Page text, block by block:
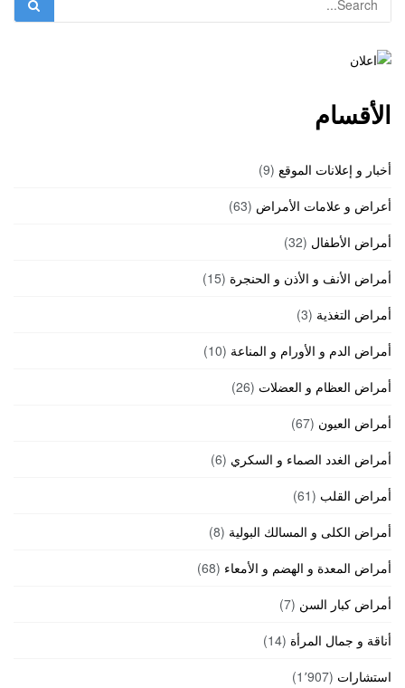
الأقسام
أخبار و إعلانات الموقع (9)
أعراض و علامات الأمراض (63)
أمراض الأطفال (32)
أمراض الأنف و الأذن و الحنجرة (15)
أمراض التغذية (3)
أمراض الدم و الأورام و المناعة (10)
أمراض العظام و العضلات (26)
أمراض العيون (67)
أمراض الغدد الصماء و السكري (6)
أمراض القلب (61)
أمراض الكلى و المسالك البولية (8)
أمراض المعدة و الهضم و الأمعاء (68)
أمراض كبار السن (7)
أناقة و جمال المرأة (14)
استشارات (1٬907)